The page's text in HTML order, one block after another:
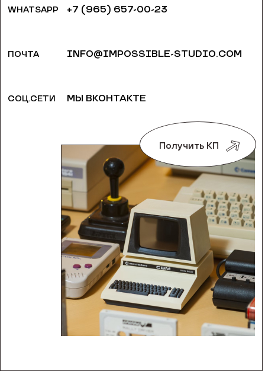
WHATSAPP
ПОЧТА
СОЦ.СЕТИ
+7 (965) 657-00-23
INFO@IMPOSSIBLE-STUDIO.COM
МЫ ВКОНТАКТЕ
Получить КП